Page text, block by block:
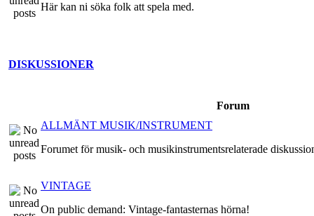
Här kan ni söka folk att spela med.
DISKUSSIONER
Forum
ALLMÄNT MUSIK/INSTRUMENT
Forumet för musik- och musikinstrumentsrelaterade
VINTAGE
On public demand: Vintage-fantasternas hörna!